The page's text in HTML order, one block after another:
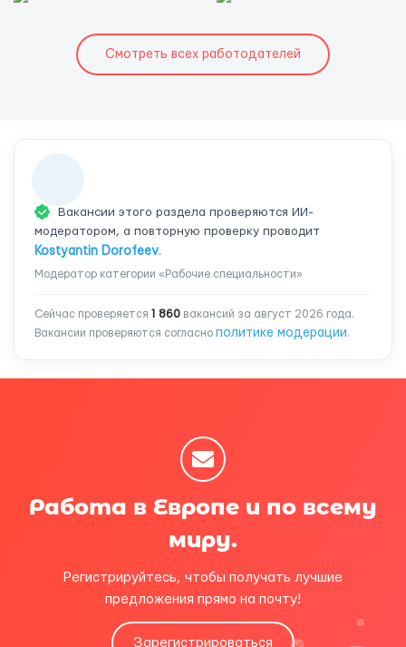
Смотреть всех работодателей
Вакансии этого раздела проверяются ИИ-
модератором, а повторную проверку проводит
Kostyantin Dorofeev.
Модератор категории «Рабочие специальности»
Сейчас проверяется 1 860 вакансий за август 2026 года.
Вакансии проверяются согласно политике модерации.
Работа в Европе и по всему
миру.
Регистрируйтесь, чтобы получать лучшие
предложения прямо на почту!
Зарегистрироваться